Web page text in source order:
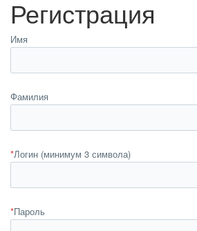
Регистрация
Имя
Фамилия
*Логин (минимум 3 символа)
*Пароль